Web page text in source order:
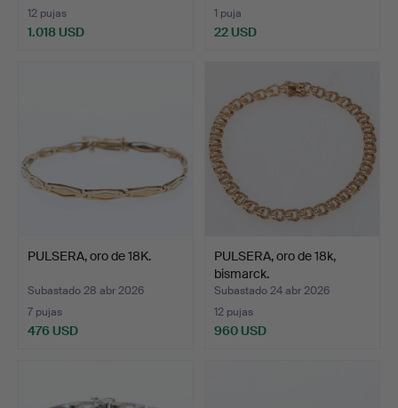
12 pujas
1.018 USD
1 puja
22 USD
PULSERA, oro de 18K.
Subastado 28 abr 2026
7 pujas
476 USD
PULSERA, oro de 18k,
bismarck.
Subastado 24 abr 2026
12 pujas
960 USD